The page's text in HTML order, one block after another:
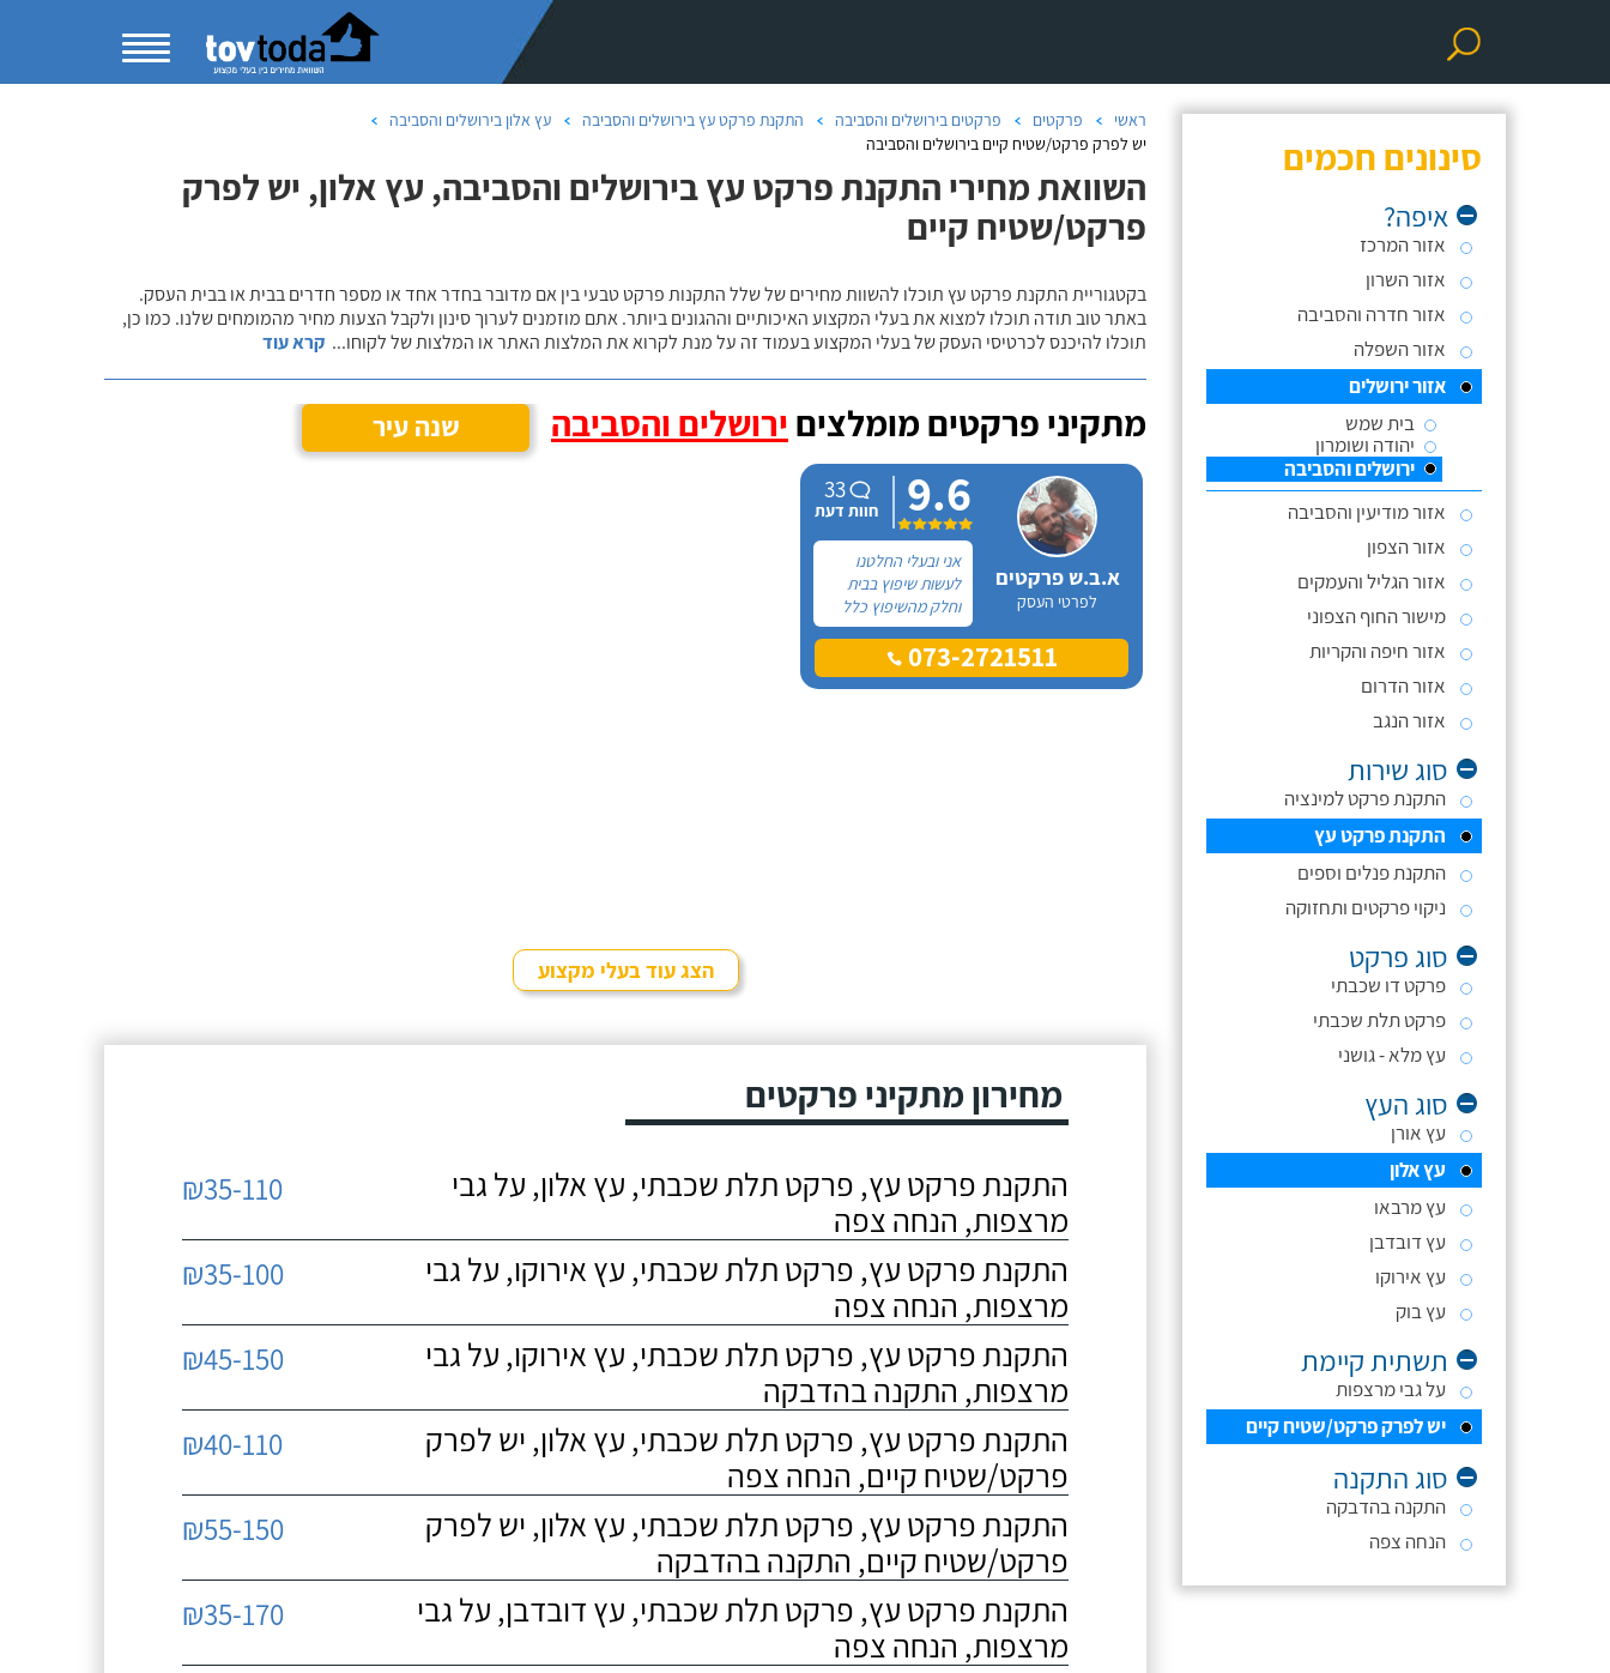
סינונים חכמים
איפה?
אזור המרכז
אזור השרון
אזור חדרה והסביבה
אזור השפלה
אזור ירושלים
בית שמש
יהודה ושומרון
ירושלים והסביבה
אזור מודיעין והסביבה
אזור הצפון
אזור הגליל והעמקים
מישור החוף הצפוני
אזור חיפה והקריות
אזור הדרום
אזור הנגב
סוג שירות
התקנת פרקט למינציה
התקנת פרקט עץ
התקנת פנלים וספים
ניקוי פרקטים ותחזוקה
סוג פרקט
פרקט דו שכבתי
פרקט תלת שכבתי
עץ מלא - גושני
סוג העץ
עץ אורן
עץ אלון
עץ מרבאו
עץ דובדבן
עץ אירוקו
עץ בוק
תשתית קיימת
על גבי מרצפות
יש לפרק פרקט/שטיח קיים
סוג התקנה
התקנה בהדבקה
הנחה צפה
ראשי פרקטים פרקטים בירושלים והסביבה התקנת פרקט עץ בירושלים והסביבה
עץ אלון בירושלים והסביבה
יש לפרק פרקט/שטיח קיים בירושלים והסביבה
השוואת מחירי התקנת פרקט עץ בירושלים והסביבה, עץ אלון, יש לפרק
פרקט/שטיח קיים
בקטגוריית התקנת פרקט עץ תוכלו להשוות מחירים של שלל התקנות פרקט טבעי בין אם מדובר בחדר אחד או מספר חדרים בבית או בבית העסק.
באתר טוב תודה תוכלו למצוא את בעלי המקצוע האיכותיים וההגונים ביותר. אתם מוזמנים לערוך סינון ולקבל הצעות מחיר מהמומחים שלנו. כמו כן,
תוכלו להיכנס לכרטיסי העסק של בעלי המקצוע בעמוד זה על מנת לקרוא את המלצות האתר או המלצות של לקוחו... קרא עוד
מתקיני פרקטים מומלצים ירושלים והסביבה שנה עיר
א.ב.ש פרקטים
לפרטי העסק
9.6
33
חוות דעת
אני ובעלי החלטנו
לעשות שיפוץ בבית
וחלק מהשיפוץ כלל
פרקט למינציה שיותקן
מעל הריצוף (הישן)
הקיים. קנינו את
073-2721511
הצג עוד בעלי מקצוע
מחירון מתקיני פרקטים
התקנת פרקט עץ, פרקט תלת שכבתי, עץ אלון, על גבי
מרצפות, הנחה צפה
₪35-110
התקנת פרקט עץ, פרקט תלת שכבתי, עץ אירוקו, על גבי
מרצפות, הנחה צפה
₪35-100
התקנת פרקט עץ, פרקט תלת שכבתי, עץ אירוקו, על גבי
מרצפות, התקנה בהדבקה
₪45-150
התקנת פרקט עץ, פרקט תלת שכבתי, עץ אלון, יש לפרק
פרקט/שטיח קיים, הנחה צפה
₪40-110
התקנת פרקט עץ, פרקט תלת שכבתי, עץ אלון, יש לפרק
פרקט/שטיח קיים, התקנה בהדבקה
₪55-150
התקנת פרקט עץ, פרקט תלת שכבתי, עץ דובדבן, על גבי
מרצפות, הנחה צפה
₪35-170